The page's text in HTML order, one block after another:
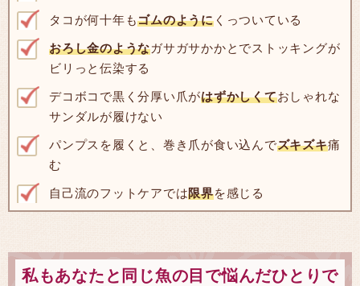
タコが何十年もゴムのようにくっついている
おろし金のようなガサガサかかとでストッキングが
ビリっと伝染する
デコボコで黒く分厚い爪がはずかしくておしゃれな
サンダルが履けない
パンプスを履くと、巻き爪が食い込んでズキズキ痛
む
自己流のフットケアでは限界を感じる
私もあなたと同じ魚の目で悩んだひとりで